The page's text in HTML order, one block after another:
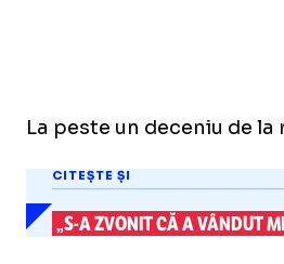
La peste un deceniu de
CITEȘTE ȘI
„S-AZVONIT CĂ A VÂNDUT